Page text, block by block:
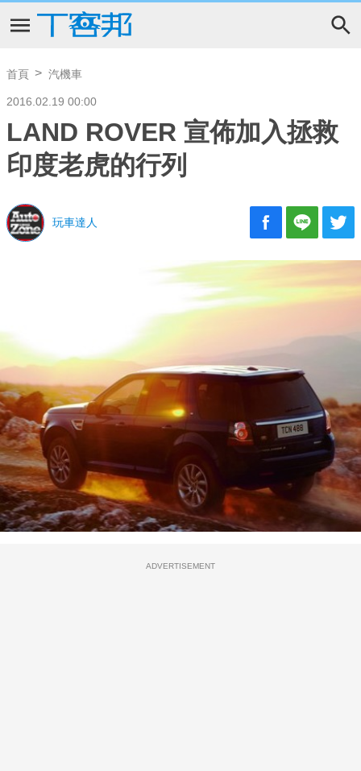
首頁 汽機車
2016.02.19 00:00
LAND ROVER 宣佈加入拯救
印度老虎的行列
玩車達人
ADVERTISEMENT